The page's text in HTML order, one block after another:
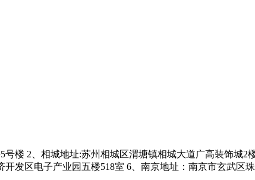
楼 2、相城地址:苏州相城区渭塘镇相城大道广高装饰城2
发区电子产业园五楼518室 6、南京地址：南京市玄武区